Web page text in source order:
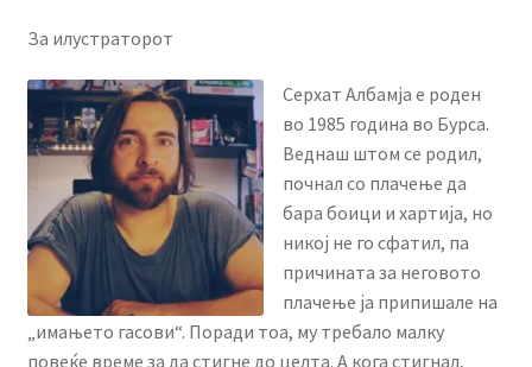
За илустраторот
Серхат Албамја е роден
во 1985 година во Бурса.
Веднаш штом се родил,
почнал со плачење да
бара боици и хартија, но
никој не го сфатил, па
причината за неговото
плачење ја припишале на
„имањето гасови“. Поради тоа, му требало малку
повеќе време за да стигне до целта. А кога стигнал,